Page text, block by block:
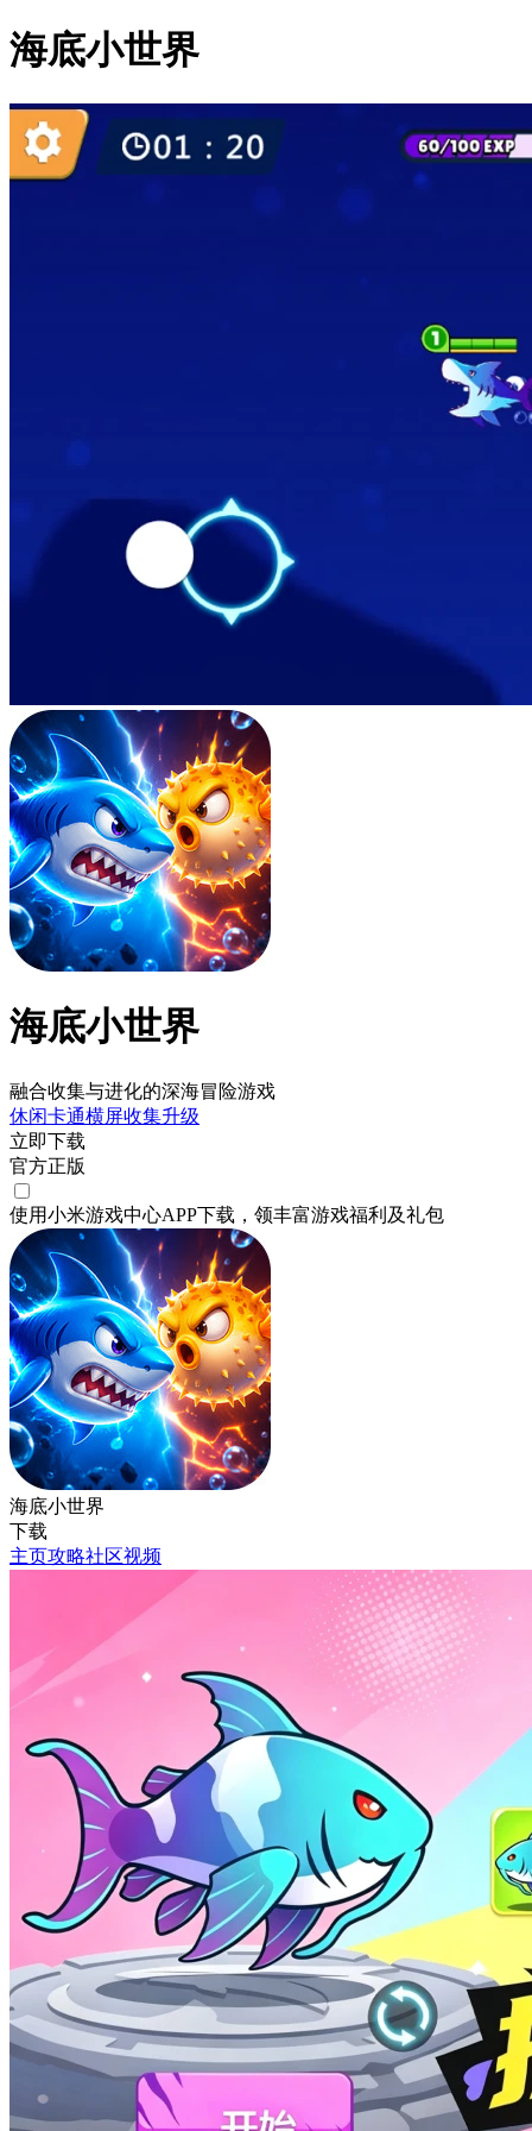
海底小世界
海底小世界
融合收集与进化的深海冒险游戏
休闲卡通横屏收集升级
立即下载
官方正版
使用小米游戏中心APP下载 ，领丰富游戏福利 及礼包
海底小世界
下载
主页攻略社区视频